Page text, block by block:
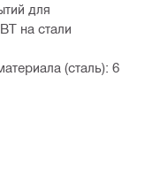
для
на стали
(сталь): 6